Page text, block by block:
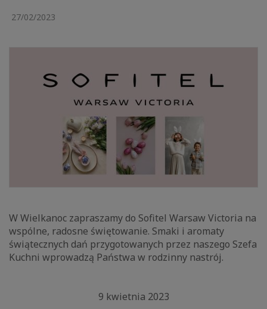
27/02/2023
W Wielkanoc zapraszamy do Sofitel Warsaw Victoria na
wspólne, radosne świętowanie. Smaki i aromaty
świątecznych dań przygotowanych przez naszego Szefa
Kuchni wprowadzą Państwa w rodzinny nastrój.
9 kwietnia 2023